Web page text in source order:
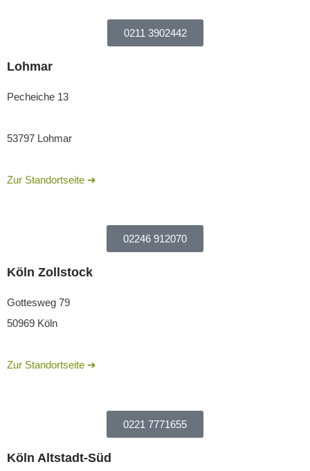
0211 3902442
Lohmar
Pecheiche 13
53797 Lohmar
Zur Standortseite ➔
02246 912070
Köln Zollstock
Gottesweg 79
50969 Köln
Zur Standortseite ➔
0221 7771655
Köln Altstadt-Süd